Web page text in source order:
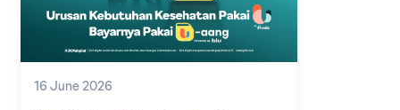
16 June 2026